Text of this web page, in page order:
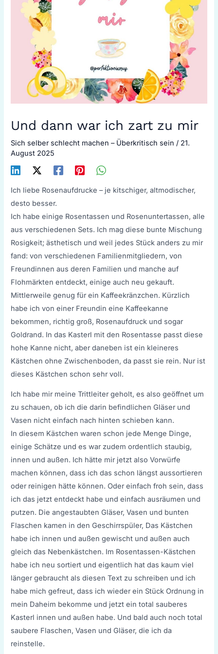
Und dann war ich zart zu mir
Sich selber schlecht machen – Überkritisch sein / 21.
August 2025
Ich liebe Rosenaufdrucke – je kitschiger, altmodischer,
desto besser.
Ich habe einige Rosentassen und Rosenuntertassen, alle
aus verschiedenen Sets. Ich mag diese bunte Mischung
Rosigkeit; ästhetisch und weil jedes Stück anders zu mir
fand: von verschiedenen Familienmitgliedern, von
Freundinnen aus deren Familien und manche auf
Flohmärkten entdeckt, einige auch neu gekauft.
Mittlerweile genug für ein Kaffeekränzchen. Kürzlich
habe ich von einer Freundin eine Kaffeekanne
bekommen, richtig groß, Rosenaufdruck und sogar
Goldrand. In das Kasterl mit den Rosentasse passt diese
hohe Kanne nicht, aber daneben ist ein kleineres
Kästchen ohne Zwischenboden, da passt sie rein. Nur ist
dieses Kästchen schon sehr voll.
Ich habe mir meine Trittleiter geholt, es also geöffnet um
zu schauen, ob ich die darin befindlichen Gläser und
Vasen nicht einfach nach hinten schieben kann.
In diesem Kästchen waren schon jede Menge Dinge,
einige Schätze und es war zudem ordentlich staubig,
innen und außen. Ich hätte mir jetzt also Vorwürfe
machen können, dass ich das schon längst aussortieren
oder reinigen hätte können. Oder einfach froh sein, dass
ich das jetzt entdeckt habe und einfach ausräumen und
putzen. Die angestaubten Gläser, Vasen und bunten
Flaschen kamen in den Geschirrspüler, Das Kästchen
habe ich innen und außen gewischt und außen auch
gleich das Nebenkästchen. Im Rosentassen-Kästchen
habe ich neu sortiert und eigentlich hat das kaum viel
länger gebraucht als diesen Text zu schreiben und ich
habe mich gefreut, dass ich wieder ein Stück Ordnung in
mein Daheim bekomme und jetzt ein total sauberes
Kasterl innen und außen habe. Und bald auch noch total
saubere Flaschen, Vasen und Gläser, die ich da
reinstelle.